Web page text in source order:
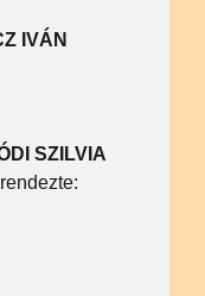
IVÁN
SZILVIA